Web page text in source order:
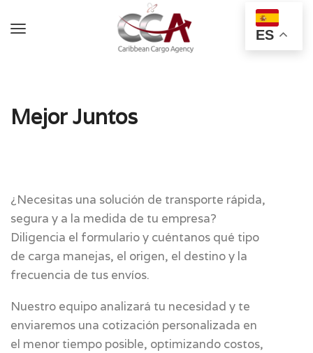
ES
Mejor Juntos
¿Necesitas una solución de transporte rápida,
segura y a la medida de tu empresa?
Diligencia el formulario y cuéntanos qué tipo
de carga manejas, el origen, el destino y la
frecuencia de tus envíos.
Nuestro equipo analizará tu necesidad y te
enviaremos una cotización personalizada en
el menor tiempo posible, optimizando costos,